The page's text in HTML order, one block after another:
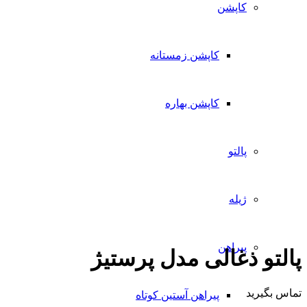
کاپشن
کاپشن زمستانه
کاپشن بهاره
پالتو
ژیله
پیراهن
پیراهن آستین کوتاه
پالتو ذغالی مدل پرستیژ
تماس بگیرید